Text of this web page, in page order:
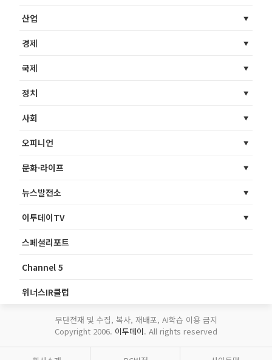
산업
경제
국제
정치
사회
오피니언
문화·라이프
뉴스발전소
이투데이TV
스페셜리포트
Channel 5
위너스IR클럽
무단전재 및 수집, 복사, 재배포, AI학습 이용 금지
Copyright 2006. 이투데이. All rights reserved